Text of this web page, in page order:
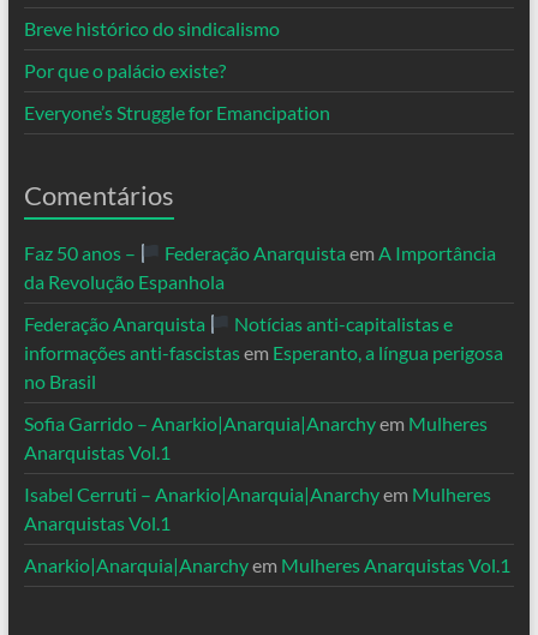
Breve histórico do sindicalismo
Por que o palácio existe?
Everyone’s Struggle for Emancipation
Comentários
Faz 50 anos – Federação Anarquista em A Importância
da Revolução Espanhola
Federação Anarquista
Notícias anti-capitalistas e
informações anti-fascistasem Esperanto, a língua perigosa
no Brasil
Sofia Garrido – Anarkio|Anarquia|Anarchyem Mulheres
Anarquistas Vol.1
Isabel Cerruti – Anarkio|Anarquia|Anarchyem Mulheres
Anarquistas Vol.1
Anarkio|Anarquia|Anarchyem Mulheres Anarquistas Vol.1